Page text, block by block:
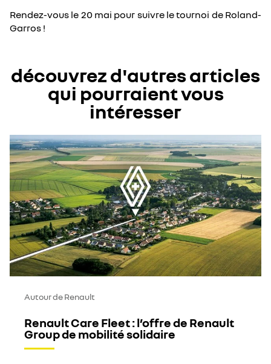
Rendez-vous le 20 mai pour suivre le tournoi de Roland-
Garros !
découvrez d'autres articles
qui pourraient vous
intéresser
Autour de Renault
Renault Care Fleet : l’offre de Renault
Group de mobilité solidaire